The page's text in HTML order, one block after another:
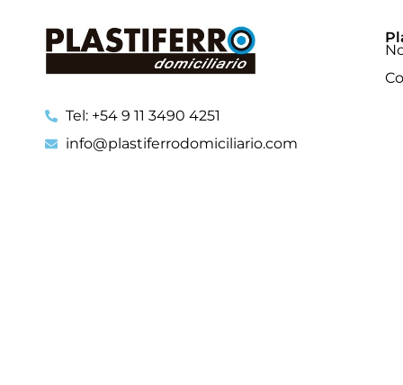
Tel: +54 9 11 3490 4251
info@plastiferrodomiciliario.com